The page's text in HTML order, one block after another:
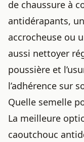
de chaussure à
antidérapants,
accrocheuse ou
aussi nettoyer
poussière et
l’adhérence sur
Quelle semelle
La meilleure
caoutchouc